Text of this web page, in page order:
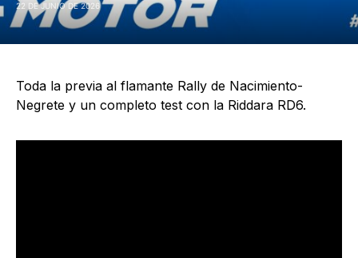
22 DE JUNIO DE 2026
Toda la previa al flamante Rally de Nacimiento-
Negrete y un completo test con la Riddara RD6.